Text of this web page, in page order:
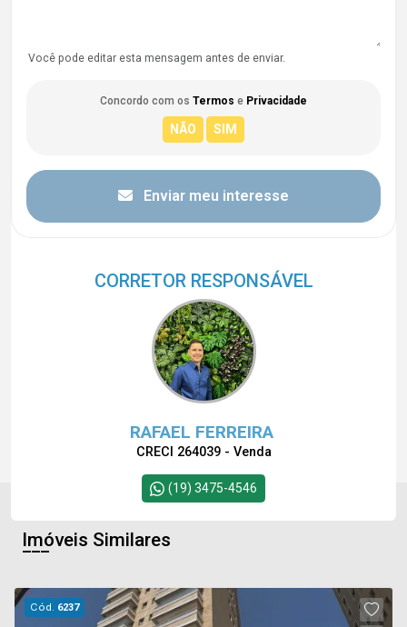
Você pode editar esta mensagem antes de enviar.
Concordo com os Termos e Privacidade
Enviar meu interesse
CORRETOR RESPONSÁVEL
RAFAEL FERREIRA
CRECI 264039 - Venda
(19) 3475-4546
Imóveis Similares
Cód. 6237